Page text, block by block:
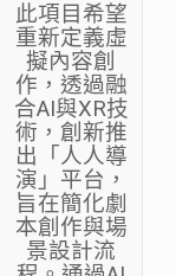
此項目希望
重新定義虛
擬內容創
作，透過融
合AI與XR技
術，創新推
出「人人導
演」平台，
旨在簡化劇
本創作與場
景設計流